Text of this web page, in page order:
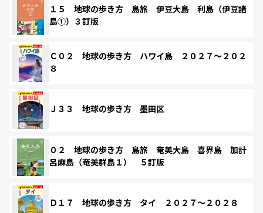
１５ 地球の歩き方 島旅 伊豆大島 利島（伊豆諸
島①）３訂版
Ｃ０２ 地球の歩き方 ハワイ島 ２０２７～２０２
８
Ｊ３３ 地球の歩き方 墨田区
０２ 地球の歩き方 島旅 奄美大島 喜界島 加計
呂麻島（奄美群島１） ５訂版
Ｄ１７ 地球の歩き方 タイ ２０２７～２０２８